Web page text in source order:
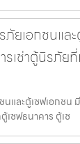
ยเอกชนแล
รเช่าตู้นิรภัย
และตู้เซฟเอกชน
เซฟธนาคาร ตู้เซ